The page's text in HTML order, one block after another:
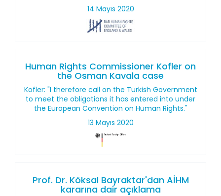
14 Mayıs 2020
Human Rights Commissioner Kofler on
the Osman Kavala case
Kofler: "I therefore call on the Turkish Government
to meet the obligations it has entered into under
the European Convention on Human Rights."
13 Mayıs 2020
Prof. Dr. Köksal Bayraktar'dan AİHM
kararına dair açıklama